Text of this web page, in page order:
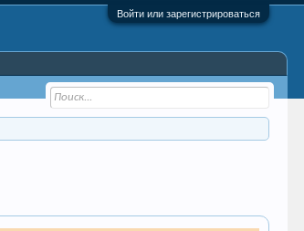
Войти или зарегистрироваться